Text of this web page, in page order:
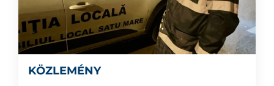
KÖZLEMÉNY